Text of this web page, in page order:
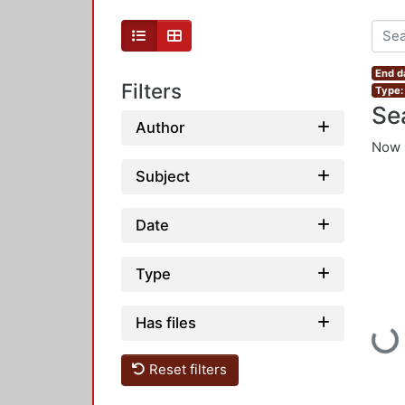
Filters
Author
Subject
Date
Type
Has files
Reset filters
End